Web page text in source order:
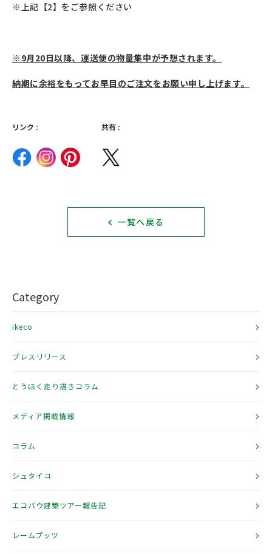
※上記【2】をご参照ください
※9月20日以降、運送便の物量集中が予想されます。
納期に余裕をもってお早目のご注文をお願い申し上げます。
リンク : 共有 :
一覧へ戻る
Category
ikeco
プレスリリース
とうほく走り描きコラム
メディア掲載情報
コラム
シュタイコ
エコバウ建築ツアー報告記
レームプッツ